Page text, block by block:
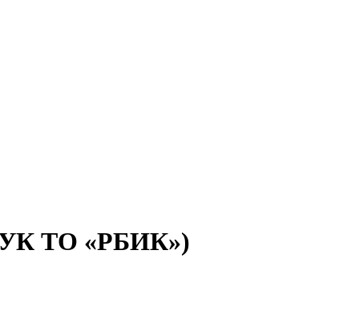
ТО «РБИК»)